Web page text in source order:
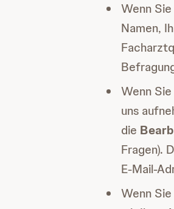
Wenn Sie
Namen,
Wenn
uns
die
Fragen).
E-Mail-
Wenn